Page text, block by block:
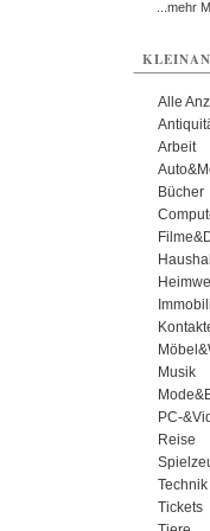
...mehr
Alle
Arbeit
Bücher
Musik
PC-
Reise
Technik
Tickets